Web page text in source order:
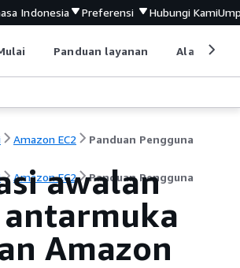
Indonesia Preferensi Hubungi Kami
Panduan layanan Alat
Amazon EC2 Panduan Pengguna
Amazon EC2 Panduan Pengguna
awalan
Amazon